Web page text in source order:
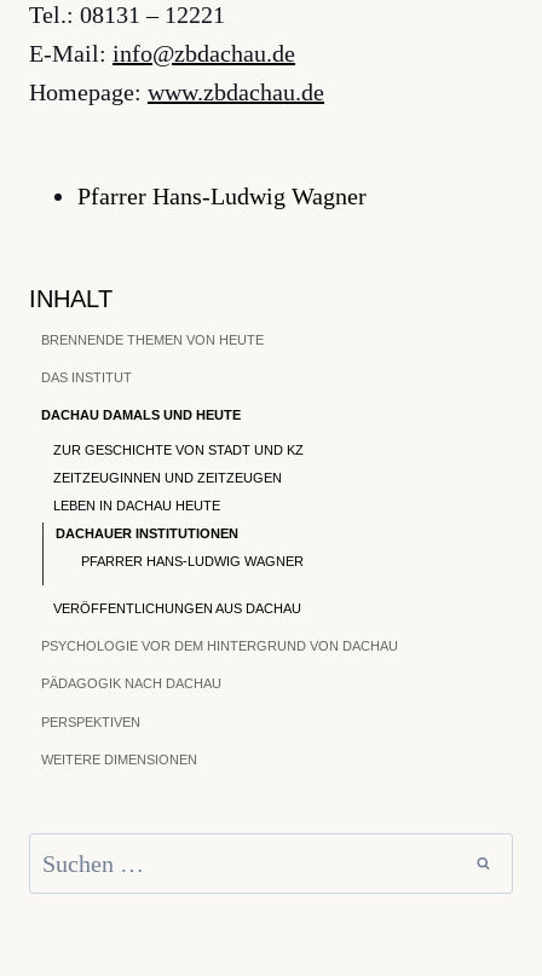
Tel.: 08131 – 12221
E-Mail: ed.uahcadbz@ofni
Homepage: www.zbdachau.de
Pfarrer Hans-Ludwig Wagner
INHALT
BRENNENDE THEMEN VON HEUTE
DAS INSTITUT
DACHAU DAMALS UND HEUTE
ZUR GESCHICHTE VON STADT UND KZ
ZEITZEUGINNEN UND ZEITZEUGEN
LEBEN IN DACHAU HEUTE
DACHAUER INSTITUTIONEN
PFARRER HANS-LUDWIG WAGNER
VERÖFFENTLICHUNGEN AUS DACHAU
PSYCHOLOGIE VOR DEM HINTERGRUND VON DACHAU
PÄDAGOGIK NACH DACHAU
PERSPEKTIVEN
WEITERE DIMENSIONEN
nach: